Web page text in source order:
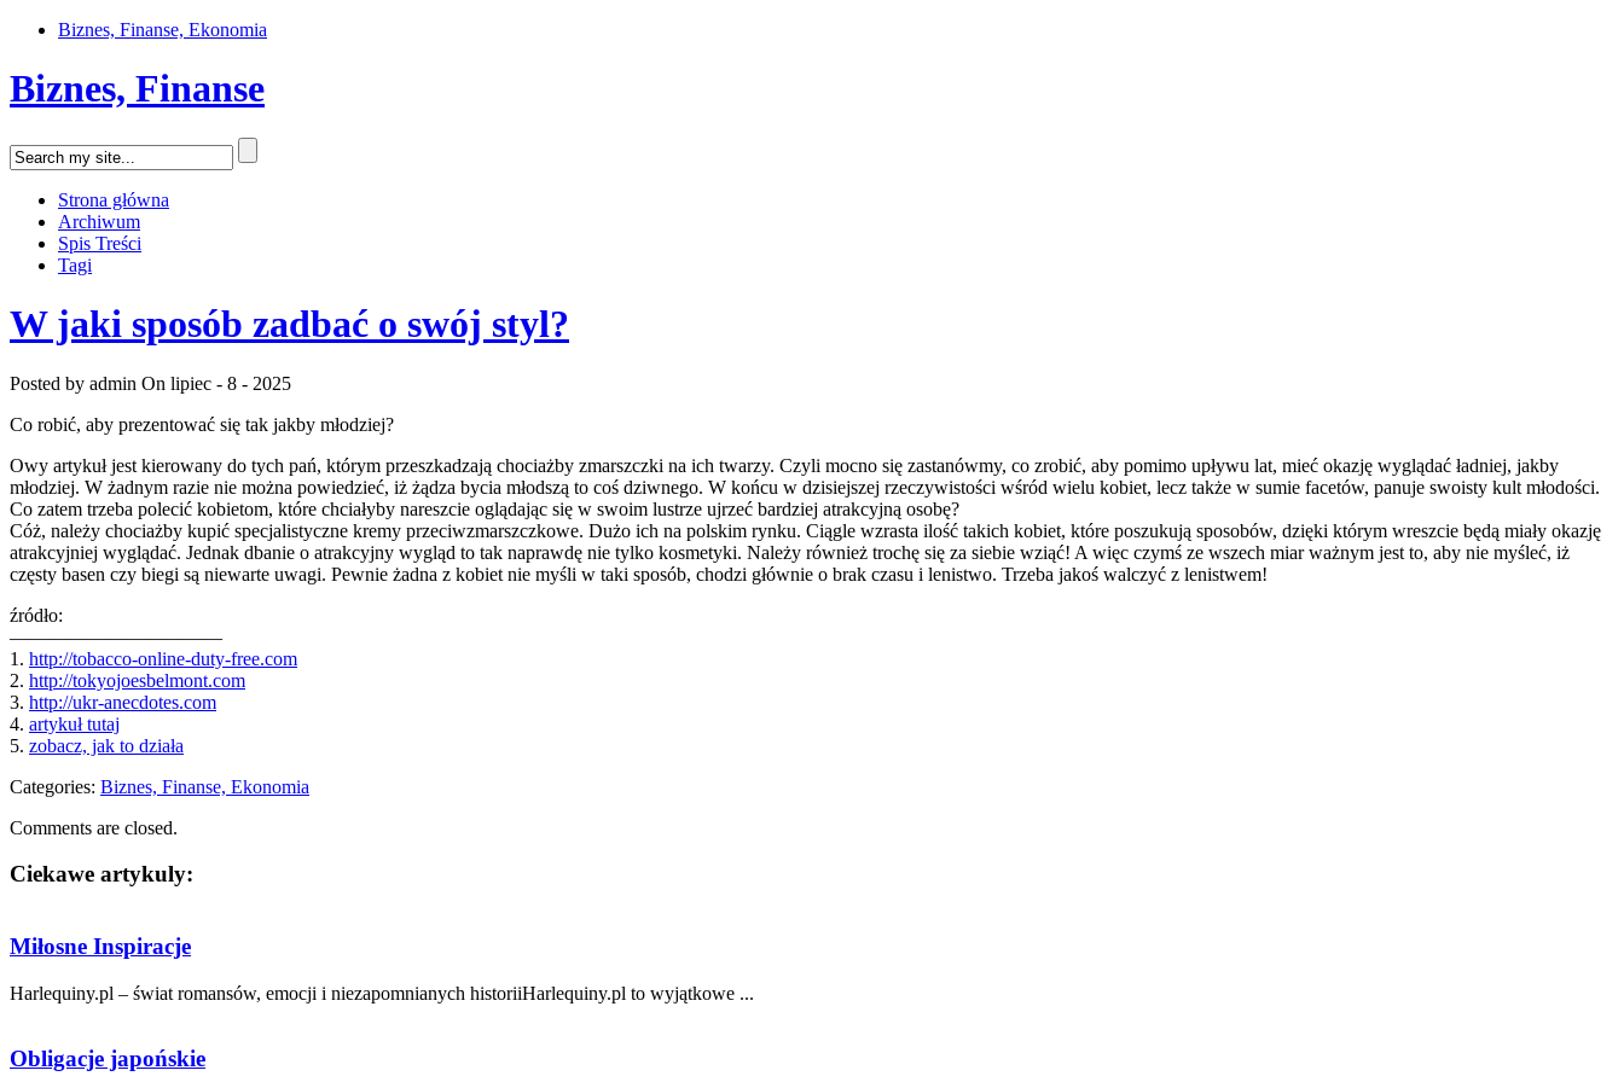
Biznes, Finanse, Ekonomia
Biznes, Finanse
Strona główna
Archiwum
Spis Treści
Tagi
W jaki sposób zadbać o swój styl?
Posted by admin On lipiec - 8 - 2025
Co robić, aby prezentować się tak jakby młodziej?
Owy artykuł jest kierowany do tych pań, którym przeszkadzają chociażby zmarszczki na ich twarzy. Czyli mocno się zastanówmy, co zrobić, aby pomimo upływu lat, mieć okazję wyglądać ładniej, jakby
młodziej. W żadnym razie nie można powiedzieć, iż żądza bycia młodszą to coś dziwnego. W końcu w dzisiejszej rzeczywistości wśród wielu kobiet, lecz także w sumie facetów, panuje swoisty kult młodości.
Co zatem trzeba polecić kobietom, które chciałyby nareszcie oglądając się w swoim lustrze ujrzeć bardziej atrakcyjną osobę?
Cóż, należy chociażby kupić specjalistyczne kremy przeciwzmarszczkowe. Dużo ich na polskim rynku. Ciągle wzrasta ilość takich kobiet, które poszukują sposobów, dzięki którym wreszcie będą miały okazję
atrakcyjniej wyglądać. Jednak dbanie o atrakcyjny wygląd to tak naprawdę nie tylko kosmetyki. Należy również trochę się za siebie wziąć! A więc czymś ze wszech miar ważnym jest to, aby nie myśleć, iż
częsty basen czy biegi są niewarte uwagi. Pewnie żadna z kobiet nie myśli w taki sposób, chodzi głównie o brak czasu i lenistwo. Trzeba jakoś walczyć z lenistwem!
źródło:
———————————
1. http://tobacco-online-duty-free.com
2. http://tokyojoesbelmont.com
3. http://ukr-anecdotes.com
4. artykuł tutaj
5. zobacz, jak to działa
Categories: Biznes, Finanse, Ekonomia
Comments are closed.
Ciekawe artykuly:
Miłosne Inspiracje
Harlequiny.pl – świat romansów, emocji i niezapomnianych historiiHarlequiny.pl to wyjątkowe ...
Obligacje japońskie